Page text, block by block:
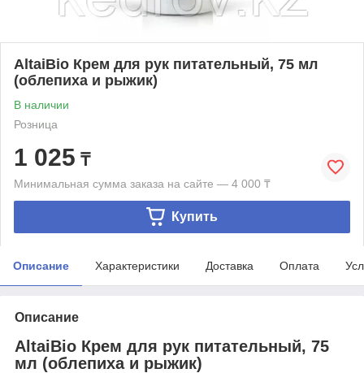
AltaiBio Крем для рук питательный, 75 мл
(облепиха и рыжик)
В наличии
Розница
1 025 ₸
Минимальная сумма заказа на сайте — 4 000 ₸
Купить
Описание Характеристики Доставка Оплата
Описание
AltaiBio Крем для рук питательный, 75
мл (облепиха и рыжик)